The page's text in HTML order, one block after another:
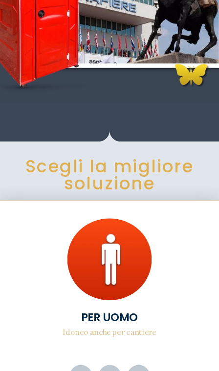
Scegli la migliore
soluzione
PER UOMO
Idoneo anche per cantiere